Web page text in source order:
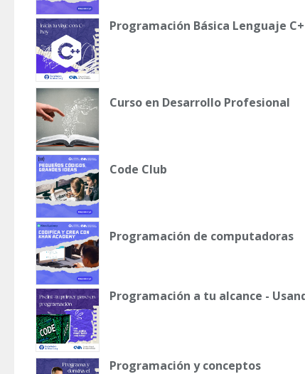
Programación Básica Lenguaje
Curso en Desarrollo Profesional
Code Club
Programación de computadoras
Programación a tu alcance -
Programación y conceptos